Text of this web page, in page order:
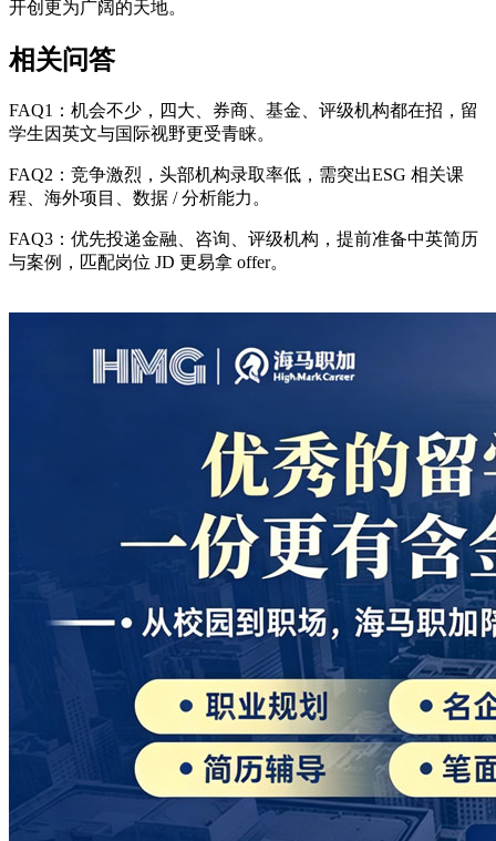
开创更为广阔的天地。
相关问答
FAQ1：机会不少，四大、券商、基金、评级机构都在招，留
学生因英文与国际视野更受青睐。
FAQ2：竞争激烈，头部机构录取率低，需突出ESG 相关课
程、海外项目、数据 / 分析能力。
FAQ3：优先投递金融、咨询、评级机构，提前准备中英简历
与案例，匹配岗位 JD 更易拿 offer。